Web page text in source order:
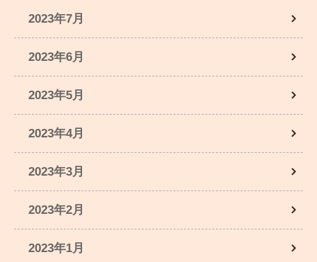
2023年7月
2023年6月
2023年5月
2023年4月
2023年3月
2023年2月
2023年1月